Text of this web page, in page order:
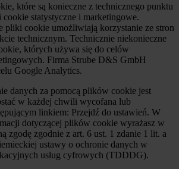
które są konieczne z technicznego punktu
statystyczne i marketingowe.
pliki cookie umożliwiają korzystanie ze stron
technicznym. Technicznie niekonieczne
których używa się do celów
Firma Strube D&S GmbH
Google Analytics.
danych za pomocą plików cookie jest
w każdej chwili wycofana lub
linkiem: Przejdź do ustawień. W
dotyczącej plików cookie wyrażasz w
zgodę zgodnie z art. 6 ust. 1 zdanie 1 lit. a
ustawy o ochronie danych w
usług cyfrowych (TDDDG).